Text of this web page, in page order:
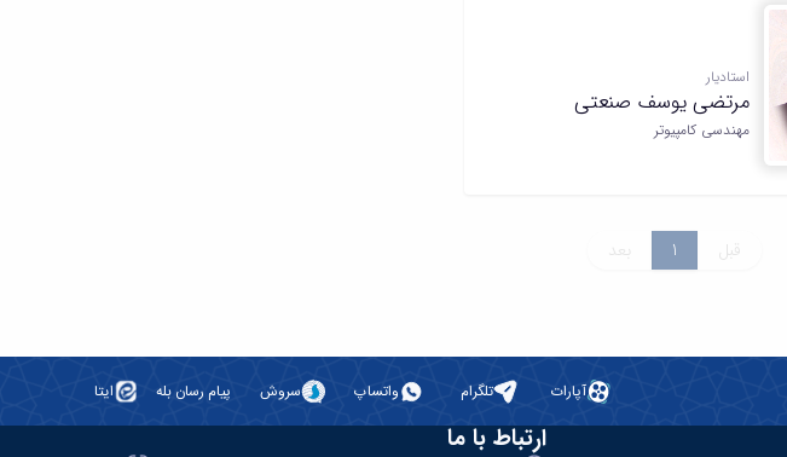
استادیار
مرتضی یوسف صنعتی
مهندسی کامپیوتر
قبل 1 بعد
آپارات تلگرام واتساپ سروش پیام رسان بله ایتا
ارتباط با ما